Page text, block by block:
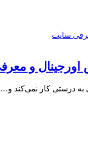
به درستی کار نمی‌کند و…